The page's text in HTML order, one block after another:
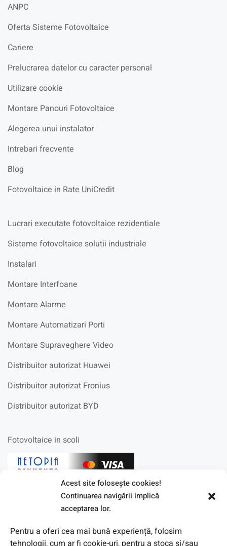
Acest site foloseşte cookies!
Continuarea navigării implică
acceptarea lor.
Pentru a oferi cea mai bună experiență, folosim
tehnologii, cum ar fi cookie-uri, pentru a stoca și/sau
ANPC
Oferta Sisteme Fotovoltaice
Cariere
Prelucrarea datelor cu caracter personal
Utilizare cookie
Montare Panouri Fotovoltaice
Alegerea unui instalator
Intrebari frecvente
Blog
Fotovoltaice in Rate UniCredit
Lucrari executate fotovoltaice rezidentiale
Sisteme fotovoltaice solutii industriale
Instalari
Montare Interfoane
Montare Alarme
Montare Automatizari Porti
Montare Supraveghere Video
Distribuitor autorizat Huawei
Distribuitor autorizat Fronius
Distribuitor autorizat BYD
Fotovoltaice in scoli